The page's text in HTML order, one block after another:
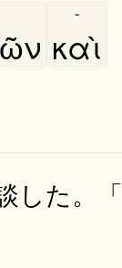
καὶ
-
した。